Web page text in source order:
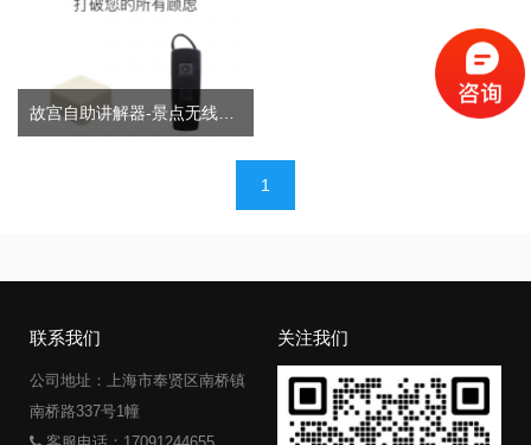
1
联系我们
公司地址：上海市奉贤区南桥镇
南桥路337号1幢
关注我们